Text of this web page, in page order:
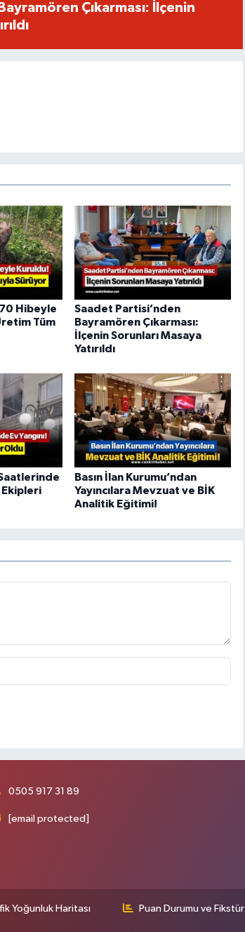
Çıkarması: İlçenin
70 Hibeyle
Tüm
Saadet Partisi’nden
Bayramören Çıkarması:
İlçenin Sorunları Masaya
Yatırıldı
Saatlerinde
Ekipleri
Basın İlan Kurumu’ndan
Yayıncılara Mevzuat ve BİK
Analitik Eğitimi!
0505 917 31 89
[email protected]
Yoğunluk Haritası Puan Durumu ve Fikstür